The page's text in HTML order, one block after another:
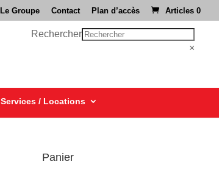
Le Groupe Contact Plan d’accès Articles 0
Rechercher
×
Services / Locations
Panier